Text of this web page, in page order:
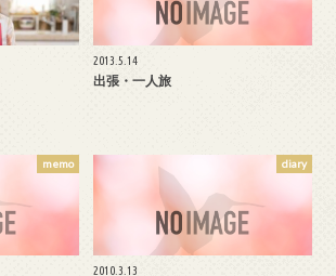
2013.5.14
出張・一人旅
memo diary
2010.3.13